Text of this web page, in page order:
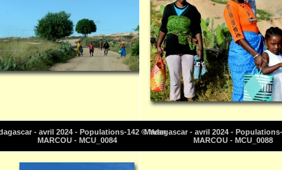
- avril 2024 - Populations-142 © Yvan
MARCOU - MCU_0084
Madagascar - avril 2024 -
MARCOU - MCU_0088